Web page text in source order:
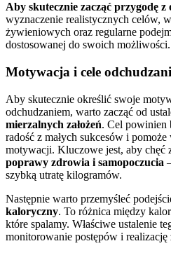
Aby skutecznie zacząć przygodę z
wyznaczenie realistycznych celów,
żywieniowych oraz regularne
dostosowanej do swoich możliwości.
Motywacja i cele
Aby skutecznie określić swoje
odchudzaniem, warto zacząć od
mierzalnych założeń. Cel powinien
radość z małych sukcesów i
motywacji. Kluczowe jest, aby chęć
poprawy zdrowia i samopoczucia
szybką utratę kilogramów.
Następnie warto przemyśleć
kaloryczny. To różnica między
które spalamy. Właściwe ustalenie
monitorowanie postępów i realizację